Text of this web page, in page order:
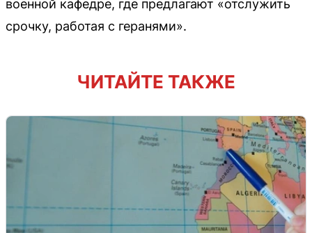
военной кафедре, где предлагают «отслужить
срочку, работая с геранями».
ЧИТАЙТЕ ТАКЖЕ